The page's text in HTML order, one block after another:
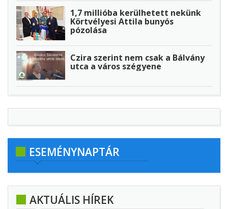
1,7 millióba kerülhetett nekünk
Körtvélyesi Attila bunyós
pózolása
Czira szerint nem csak a Bálvány
utca a város szégyene
ESEMÉNYNAPTÁR
AKTUÁLIS HÍREK